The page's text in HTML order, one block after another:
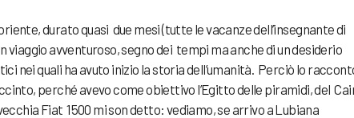
durato quasi due mesi (tutte le vacanze dell’insegnante di
viaggio avventuroso, segno dei tempi ma anche di un desiderio
nei quali ha avuto inizio la storia dell’umanità. Perciò lo
perché avevo come obiettivo l’Egitto delle piramidi, del
Fiat 1500 mi son detto: vediamo, se arrivo a Lubiana